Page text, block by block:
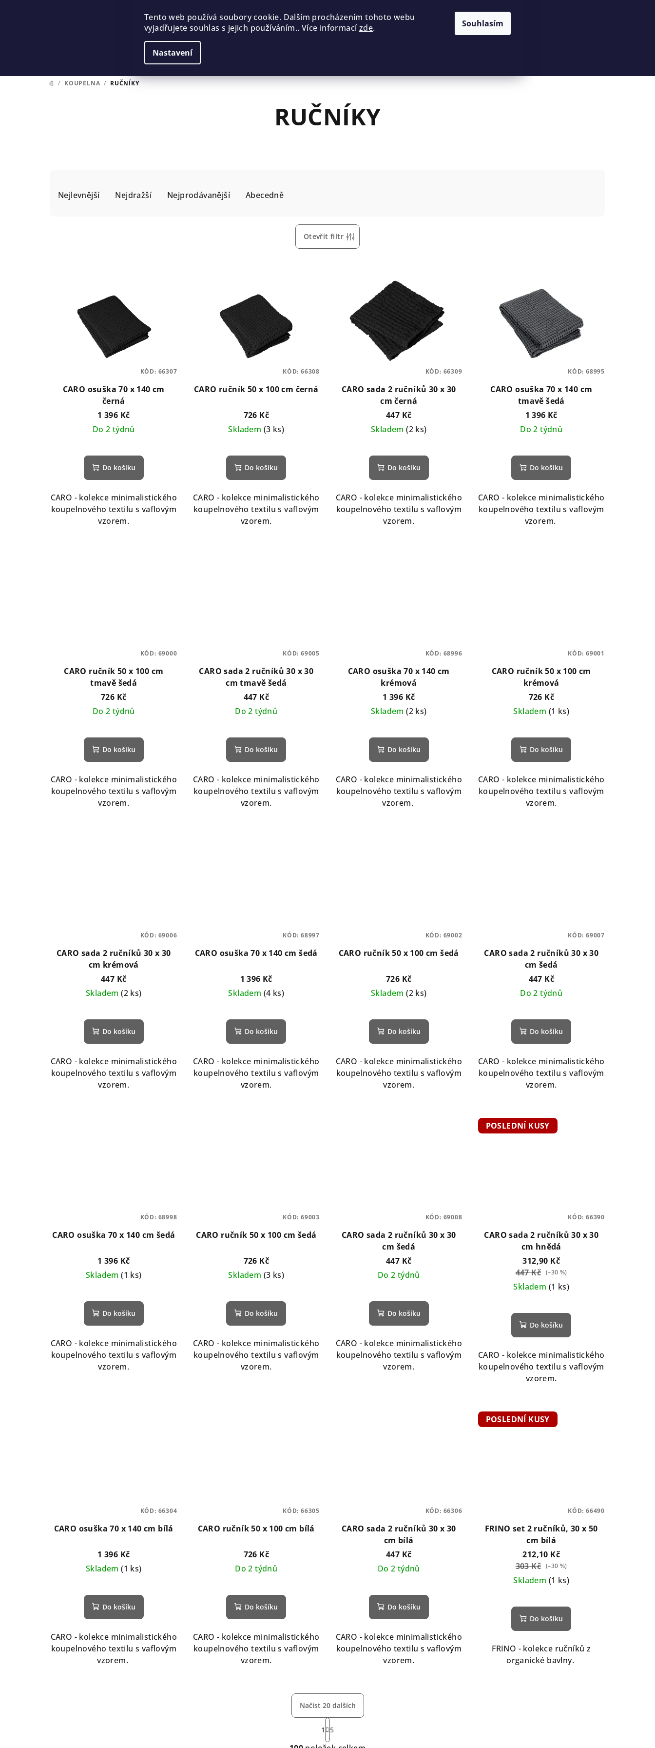
Tento web používá soubory cookie. Dalším procházením tohoto webu
vyjadřujete souhlas s jejich používáním.. Více informacízde.
Nastavení
Souhlasím
DOMŮ
/ KOUPELNA / RUČNÍKY
RUČNÍKY
aNejlevnější Nejdražší Nejprodávanější Abecedně
Otevřít filtr
ů
CARO osuška 70 x 140 cm
černá
1 396 Kč
Do 2 týdnů
Do košíku
CARO - kolekce minimalistického
koupelnového textilu s vaflovým
vzorem.
KÓD: 66307
CARO ručník 50 x 100 cm černá
726 Kč
Skladem (3 ks)
Do košíku
CARO - kolekce minimalistického
koupelnového textilu s vaflovým
vzorem.
KÓD: 66308
CARO sada 2 ručníků 30 x 30
cm černá
447 Kč
Skladem(2 ks)
Do košíku
CARO - kolekce minimalistického
koupelnového textilu s vaflovým
vzorem.
KÓD: 66309
CARO osuška 70 x 140 cm
tmavě šedá
1 396 Kč
Do 2 týdnů
Do košíku
CARO - kolekce minimalistického
koupelnového textilu s vaflovým
vzorem.
KÓD: 68995
CARO ručník 50 x 100 cm
tmavě šedá
726 Kč
Do 2 týdnů
Do košíku
CARO - kolekce minimalistického
koupelnového textilu s vaflovým
vzorem.
KÓD: 69000
CARO sada 2 ručníků 30 x 30
cm tmavě šedá
447 Kč
Do 2 týdnů
Do košíku
CARO - kolekce minimalistického
koupelnového textilu s vaflovým
vzorem.
KÓD: 69005
CARO osuška 70 x 140 cm
krémová
1 396 Kč
Skladem(2 ks)
Do košíku
CARO - kolekce minimalistického
koupelnového textilu s vaflovým
vzorem.
KÓD: 68996
CARO ručník 50 x 100 cm
krémová
726 Kč
Skladem (1 ks)
Do košíku
CARO - kolekce minimalistického
koupelnového textilu s vaflovým
vzorem.
KÓD: 69001
CARO sada 2 ručníků 30 x 30
cm krémová
447 Kč
Skladem(2 ks)
Do košíku
CARO - kolekce minimalistického
koupelnového textilu s vaflovým
vzorem.
KÓD: 69006
CARO osuška 70 x 140 cm šedá
1 396 Kč
Skladem (4 ks)
Do košíku
CARO - kolekce minimalistického
koupelnového textilu s vaflovým
vzorem.
KÓD: 68997
CARO ručník 50 x 100 cm šedá
726 Kč
Skladem(2 ks)
Do košíku
CARO - kolekce minimalistického
koupelnového textilu s vaflovým
vzorem.
KÓD: 69002
CARO sada 2 ručníků 30 x 30
cm šedá
447 Kč
Do 2 týdnů
Do košíku
CARO - kolekce minimalistického
koupelnového textilu s vaflovým
vzorem.
KÓD: 69007
CARO osuška 70 x 140 cm šedá
1 396 Kč
Skladem(1 ks)
Do košíku
CARO - kolekce minimalistického
koupelnového textilu s vaflovým
vzorem.
KÓD: 68998
CARO ručník 50 x 100 cm šedá
726 Kč
Skladem (3 ks)
Do košíku
CARO - kolekce minimalistického
koupelnového textilu s vaflovým
vzorem.
KÓD: 69003
CARO sada 2 ručníků 30 x 30
cm šedá
447 Kč
Do 2 týdnů
Do košíku
CARO - kolekce minimalistického
koupelnového textilu s vaflovým
vzorem.
KÓD: 69008
POSLEDNÍ KUSY
CARO sada 2 ručníků 30 x 30
cm hnědá
312,90 Kč
447 Kč (–30 %)
Skladem (1 ks)
Do košíku
CARO - kolekce minimalistického
koupelnového textilu s vaflovým
vzorem.
KÓD: 66390
CARO osuška 70 x 140 cm bílá
1 396 Kč
Skladem(1 ks)
Do košíku
CARO - kolekce minimalistického
koupelnového textilu s vaflovým
vzorem.
KÓD: 66304
CARO ručník 50 x 100 cm bílá
726 Kč
Do 2 týdnů
Do košíku
CARO - kolekce minimalistického
koupelnového textilu s vaflovým
vzorem.
KÓD: 66305
CARO sada 2 ručníků 30 x 30
cm bílá
447 Kč
Do 2 týdnů
Do košíku
CARO - kolekce minimalistického
koupelnového textilu s vaflovým
vzorem.
KÓD: 66306
POSLEDNÍ KUSY
FRINO set 2 ručníků, 30 x 50
cm bílá
212,10 Kč
303 Kč (–30 %)
Skladem (1 ks)
Do košíku
FRINO - kolekce ručníků z
organické bavlny.
KÓD: 66490
O
Načíst 20 dalších
S
t
r
1 5